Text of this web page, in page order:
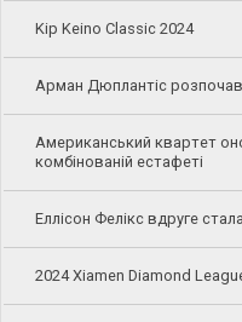
Kip Keino Classic 2024
Арман Дюплантіс розпочав
Американський квартет
комбінованій естафеті
Еллісон Фелікс вдруге
2024 Xiamen Diamond